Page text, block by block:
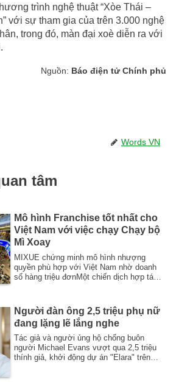
trình nghệ thuật “Xòe Thái –
với sự tham gia của trên 3.000 nghệ
trong đó, màn đại xoè diễn ra với
Nguồn: Báo điện tử Chính phủ
Words VN
tâm
Mô hình Franchise tốt nhất cho
Việt Nam với việc chạy Chạy bộ
Mì Xoay
MIXUE chứng minh mô hình nhượng
quyền phù hợp với Việt Nam nhờ doanh
số hàng triệu đơnMột chiến dịch hợp tác
Người đàn ông 2,5 triệu phụ nữ
đang lặng lẽ lắng nghe
Tác giả và người ủng hộ chống buôn
người Michael Evans vượt qua 2,5 triệu
thính giả, khởi động dự án "Elara" trên